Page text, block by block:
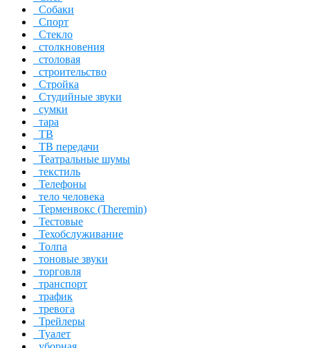
Собаки
Спорт
Стекло
столкновения
столовая
строительство
Стройка
Студийные звуки
сумки
тара
ТВ
ТВ передачи
Театральные шумы
текстиль
Телефоны
тело человека
Терменвокс (Theremin)
Тестовые
Техобслуживание
Толпа
тоновые звуки
торговля
транспорт
трафик
тревога
Трейлеры
Туалет